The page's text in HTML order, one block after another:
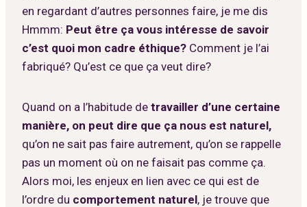
en regardant d’autres personnes faire, je me dis
Hmmm: Peut être ça vous intéresse de savoir
c’est quoi mon cadre éthique? Comment je l’ai
fabriqué? Qu’est ce que ça veut dire?
Quand on a l’habitude de travailler d’une certaine
manière, on peut dire que ça nous est naturel,
qu’on ne sait pas faire autrement, qu’on se rappelle
pas un moment où on ne faisait pas comme ça.
Alors moi, les enjeux en lien avec ce qui est de
l’ordre du comportement naturel, je trouve que